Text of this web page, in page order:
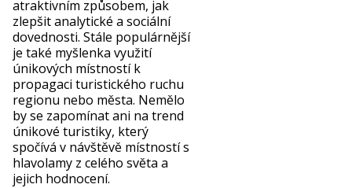
atraktivním způsobem, jak
zlepšit analytické a sociální
dovednosti. Stále populárnější
je také myšlenka využití
únikových místností k
propagaci turistického ruchu
regionu nebo města. Nemělo
by se zapomínat ani na trend
únikové turistiky, který
spočívá v návštěvě místností s
hlavolamy z celého světa a
jejich hodnocení.